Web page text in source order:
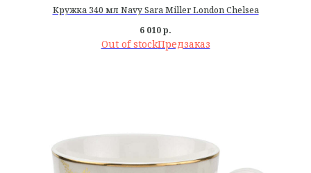
Кружка 340 мл Navy Sara Miller London Chelsea
6 010р.
Out of stock